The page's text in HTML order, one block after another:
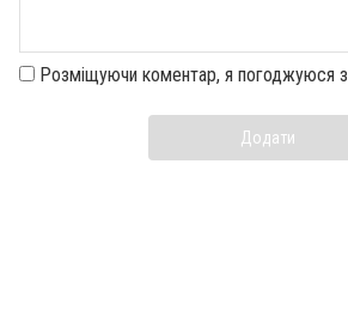
Розміщуючи коментар, я погоджуюся з
Додати